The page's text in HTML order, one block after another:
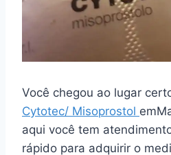
Você chegou ao lugar
Cytotec/ Misoprostol
aqui você tem
rápido para adquirir o